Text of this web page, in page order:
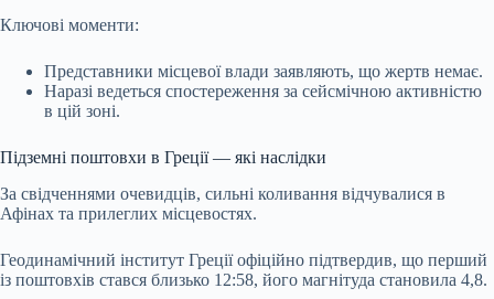
Ключові моменти:
Представники місцевої влади заявляють, що жертв немає.
Наразі ведеться спостереження за сейсмічною активністю
в цій зоні.
Підземні поштовхи в Греції — які наслідки
За свідченнями очевидців, сильні коливання відчувалися в
Афінах та прилеглих місцевостях.
Геодинамічний інститут Греції офіційно підтвердив, що перший
із поштовхів стався близько 12:58, його магнітуда становила 4,8.